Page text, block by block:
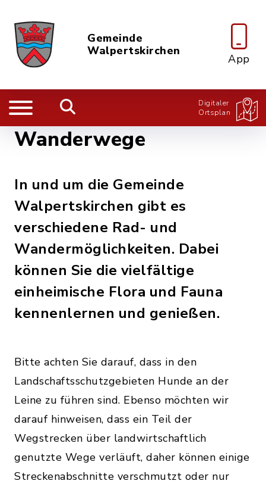
Gemeinde
Walpertskirchen
App
Digitaler
Ortsplan
Wanderwege
In und um die Gemeinde
Walpertskirchen gibt es
verschiedene Rad- und
Wandermöglichkeiten. Dabei
können Sie die vielfältige
einheimische Flora und Fauna
kennenlernen und genießen.
Bitte achten Sie darauf, dass in den
Landschaftsschutzgebieten Hunde an der
Leine zu führen sind. Ebenso möchten wir
darauf hinweisen, dass ein Teil der
Wegstrecken über landwirtschaftlich
genutzte Wege verläuft, daher können einige
Streckenabschnitte verschmutzt oder nur